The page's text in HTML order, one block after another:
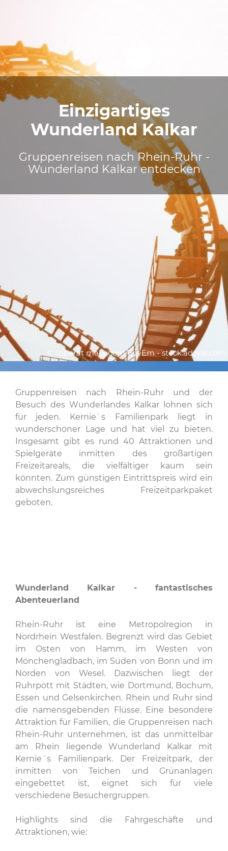
Einzigartiges
Wunderland Kalkar
Gruppenreisen nach Rhein-Ruhr -
Wunderland Kalkar entdecken
© suparat malipoom/EyeEm - stock.adobe.com
Gruppenreisen nach Rhein-Ruhr und der
Besuch des Wunderlandes Kalkar lohnen sich
für jeden. Kernie`s Familienpark liegt in
wunderschöner Lage und hat viel zu bieten.
Insgesamt gibt es rund 40 Attraktionen und
Spielgeräte inmitten des großartigen
Freizeitareals, die vielfältiger kaum sein
könnten. Zum günstigen Eintrittspreis wird ein
abwechslungsreiches Freizeitparkpaket
geboten.
Wunderland Kalkar - fantastisches
Abenteuerland
Rhein-Ruhr ist eine Metropolregion in
Nordrhein Westfalen. Begrenzt wird das Gebiet
im Osten von Hamm, im Westen von
Mönchengladbach, im Süden von Bonn und im
Norden von Wesel. Dazwischen liegt der
Ruhrpott mit Städten, wie Dortmund, Bochum,
Essen und Gelsenkirchen. Rhein und Ruhr sind
die namensgebenden Flüsse. Eine besondere
Attraktion für Familien, die Gruppenreisen nach
Rhein-Ruhr unternehmen, ist das unmittelbar
am Rhein liegende Wunderland Kalkar mit
Kernie´s Familienpark. Der Freizeitpark, der
inmitten von Teichen und Grünanlagen
eingebettet ist, eignet sich für viele
verschiedene Besuchergruppen.
Highlights sind die Fahrgeschäfte und
Attraktionen, wie: